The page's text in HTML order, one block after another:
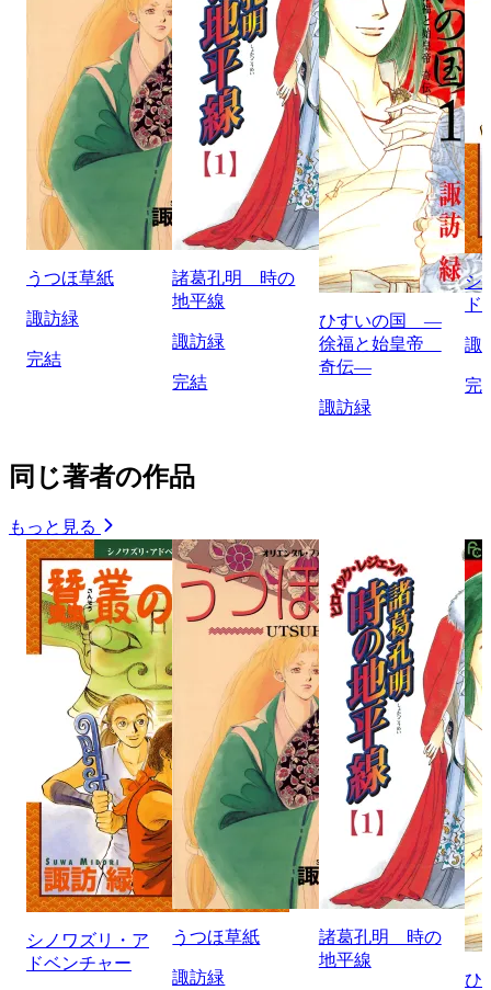
うつほ草紙
諏訪緑
完結
諸葛孔明 時の
地平線
諏訪緑
完結
ひすいの国 ―
徐福と始皇帝
奇伝―
諏訪緑
シ
ド
諏
完
同じ著者の作品
もっと見る
シノワズリ・ア
ドベンチャー
うつほ草紙
諏訪緑
諸葛孔明 時の
地平線
ひ